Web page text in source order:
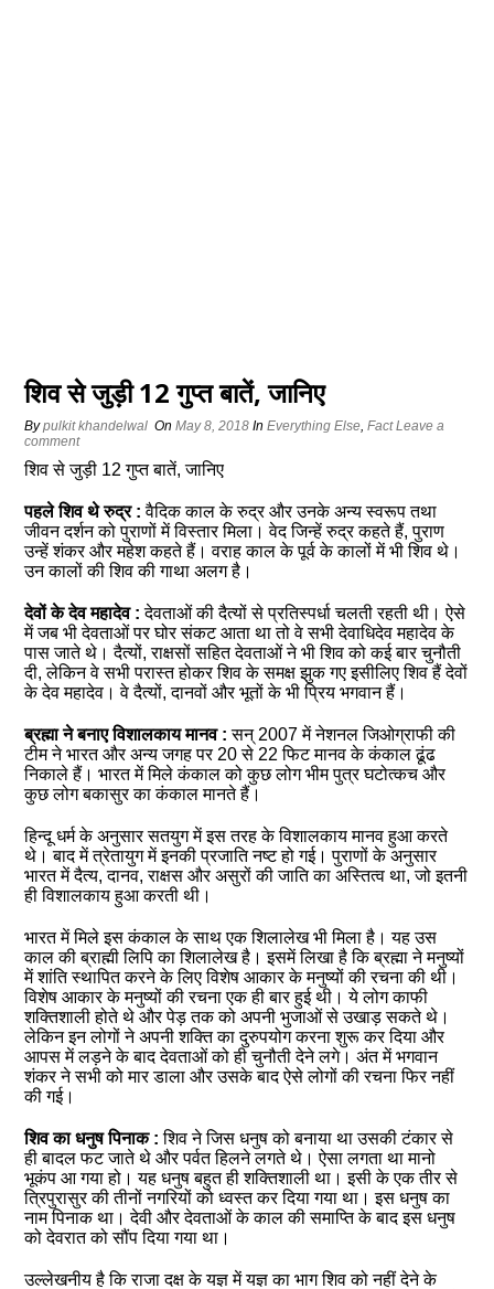
शिव से जुड़ी 12 गुप्त बातें, जानिए
Bypulkit khandelwal OnMay 8, 2018 InEverything Else,Fact Leave a
comment
शिव से जुड़ी 12 गुप्त बातें, जानिए
पहले शिव थे रुद्र : वैदिक काल के रुद्र और उनके अन्य स्वरूप तथा
जीवन दर्शन को पुराणों में विस्तार मिला। वेद जिन्हें रुद्र कहते हैं, पुराण
उन्हें शंकर और महेश कहते हैं। वराह काल के पूर्व के कालों में भी शिव थे।
उन कालों की शिव की गाथा अलग है।
देवों के देव महादेव : देवताओं की दैत्यों से प्रतिस्पर्धा चलती रहती थी। ऐसे
में जब भी देवताओं पर घोर संकट आता था तो वे सभी देवाधिदेव महादेव के
पास जाते थे। दैत्यों, राक्षसों सहित देवताओं ने भी शिव को कई बार चुनौती
दी, लेकिन वे सभी परास्त होकर शिव के समक्ष झुक गए इसीलिए शिव हैं देवों
के देव महादेव। वे दैत्यों, दानवों और भूतों के भी प्रिय भगवान हैं।
ब्रह्मा ने बनाए विशालकाय मानव : सन् 2007 में नेशनल जिओग्राफी की
टीम ने भारत और अन्य जगह पर 20 से 22 फिट मानव के कंकाल ढूंढ
निकाले हैं। भारत में मिले कंकाल को कुछ लोग भीम पुत्र घटोत्कच और
कुछ लोग बकासुर का कंकाल मानते हैं।
हिन्दू धर्म के अनुसार सतयुग में इस तरह के विशालकाय मानव हुआ करते
थे। बाद में त्रेतायुग में इनकी प्रजाति नष्ट हो गई। पुराणों के अनुसार
भारत में दैत्य, दानव, राक्षस और असुरों की जाति का अस्तित्व था, जो इतनी
ही विशालकाय हुआ करती थी।
भारत में मिले इस कंकाल के साथ एक शिलालेख भी मिला है। यह उस
काल की ब्राह्मी लिपि का शिलालेख है। इसमें लिखा है कि ब्रह्मा ने मनुष्यों
में शांति स्थापित करने के लिए विशेष आकार के मनुष्यों की रचना की थी।
विशेष आकार के मनुष्यों की रचना एक ही बार हुई थी। ये लोग काफी
शक्तिशाली होते थे और पेड़ तक को अपनी भुजाओं से उखाड़ सकते थे।
लेकिन इन लोगों ने अपनी शक्ति का दुरुपयोग करना शुरू कर दिया और
आपस में लड़ने के बाद देवताओं को ही चुनौती देने लगे। अंत में भगवान
शंकर ने सभी को मार डाला और उसके बाद ऐसे लोगों की रचना फिर नहीं
की गई।
शिव का धनुष पिनाक : शिव ने जिस धनुष को बनाया था उसकी टंकार से
ही बादल फट जाते थे और पर्वत हिलने लगते थे। ऐसा लगता था मानो
भूकंप आ गया हो। यह धनुष बहुत ही शक्तिशाली था। इसी के एक तीर से
त्रिपुरासुर की तीनों नगरियों को ध्वस्त कर दिया गया था। इस धनुष का
नाम पिनाक था। देवी और देवताओं के काल की समाप्ति के बाद इस धनुष
को देवरात को सौंप दिया गया था।
उल्लेखनीय है कि राजा दक्ष के यज्ञ में यज्ञ का भाग शिव को नहीं देने के